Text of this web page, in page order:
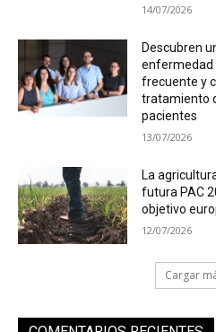
14/07/2026
Descubren
enfermedad
frecuente y
tratamiento
pacientes
13/07/2026
La
futura PAC
objetivo
12/07/2026
Cargar